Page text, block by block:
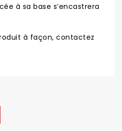
à sa base s’encastrera
à façon, contactez